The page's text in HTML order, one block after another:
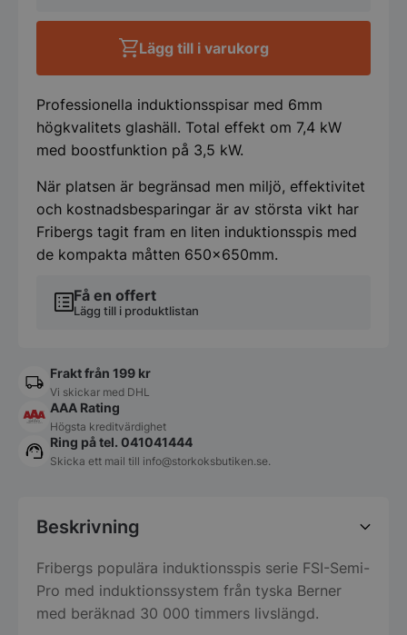
Semi-
Få en offert
Lägg till i produktlistan
Lägg till i varukorg
Professionella induktionsspisar med 6mm
högkvalitets glashäll. Total effekt om 7,4 kW
med boostfunktion på 3,5 kW.
När platsen är begränsad men miljö, effektivitet
och kostnadsbesparingar är av största vikt har
Fribergs tagit fram en liten induktionsspis med
de kompakta måtten 650x650mm.
Frakt från 199 kr
Vi skickar med DHL
AAA Rating
Högsta kreditvärdighet
Ring på tel. 041041444
Skicka ett mail till info@storkoksbutiken.se.
Beskrivning
Fribergs populära induktionsspis serie FSI-Semi-
Pro med induktionssystem från tyska Berner
med beräknad 30 000 timmers livslängd.